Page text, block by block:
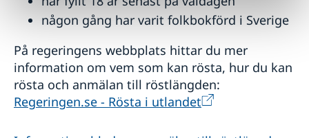
någon gång har varit folkbokförd i Sverige
På regeringens webbplats hittar du mer
information om vem som kan rösta, hur du kan
rösta och anmälan till röstlängden:
Regeringen.se - Rösta i utlandet